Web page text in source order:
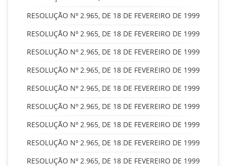
RESOLUÇÃO Nº 2.965, DE 18 DE FEVEREIRO DE 1999
RESOLUÇÃO Nº 2.965, DE 18 DE FEVEREIRO DE 1999
RESOLUÇÃO Nº 2.965, DE 18 DE FEVEREIRO DE 1999
RESOLUÇÃO Nº 2.965, DE 18 DE FEVEREIRO DE 1999
RESOLUÇÃO Nº 2.965, DE 18 DE FEVEREIRO DE 1999
RESOLUÇÃO Nº 2.965, DE 18 DE FEVEREIRO DE 1999
RESOLUÇÃO Nº 2.965, DE 18 DE FEVEREIRO DE 1999
RESOLUÇÃO Nº 2.965, DE 18 DE FEVEREIRO DE 1999
RESOLUÇÃO Nº 2.965, DE 18 DE FEVEREIRO DE 1999